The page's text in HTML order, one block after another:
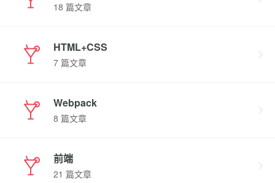
18 篇文章
HTML+CSS
7 篇文章
Webpack
8 篇文章
前端
21 篇文章